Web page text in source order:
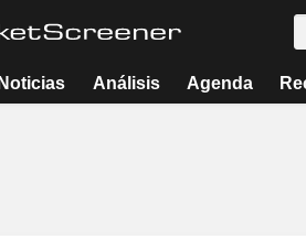
Noticias Análisis Agenda